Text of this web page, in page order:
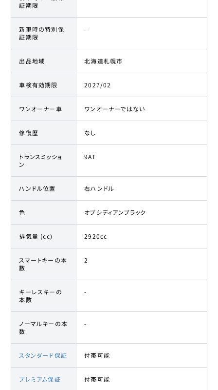
証期限
新車時の特別保
証期限
-
出品地域 北海道札幌市
車検有効期限 2027/02
ワンオーナー車 ワンオーナーではない
修復歴 なし
トランスミッショ
ン
9AT
ハンドル位置 右ハンドル
色 オブシディアンブラック
排気量 (cc) 2920cc
スマートキーの本
数
2
キーレスキーの
本数
-
ノーマルキーの本
数
-
スタンダード保証 付帯可能
プレミアム保証 付帯可能